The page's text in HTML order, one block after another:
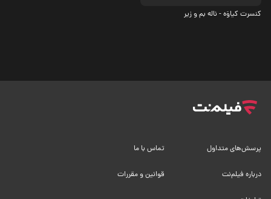
کنسرت کیاوَه - ناله‌ بم و زیر
پرسش‌های متداول تماس با ما
درباره فیلم‌نت قوانین و مقررات